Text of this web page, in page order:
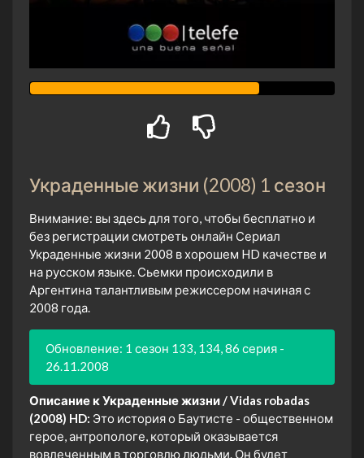
Украденные жизни (2008) 1 сезон
Внимание: вы здесь для того, чтобы бесплатно и
без регистрации смотреть онлайн Сериал
Украденные жизни 2008 в хорошем HD качестве и
на русском языке. Сьемки происходили в
Аргентина талантливым режиссером начиная с
2008 года.
Обновление: 1 сезон 133, 134, 86 серия -
26.11.2008
Описание к Украденные жизни / Vidas robadas
(2008) HD: Это история о Баутисте - общественном
герое, антропологе, который оказывается
вовлеченным в торговлю людьми. Он будет